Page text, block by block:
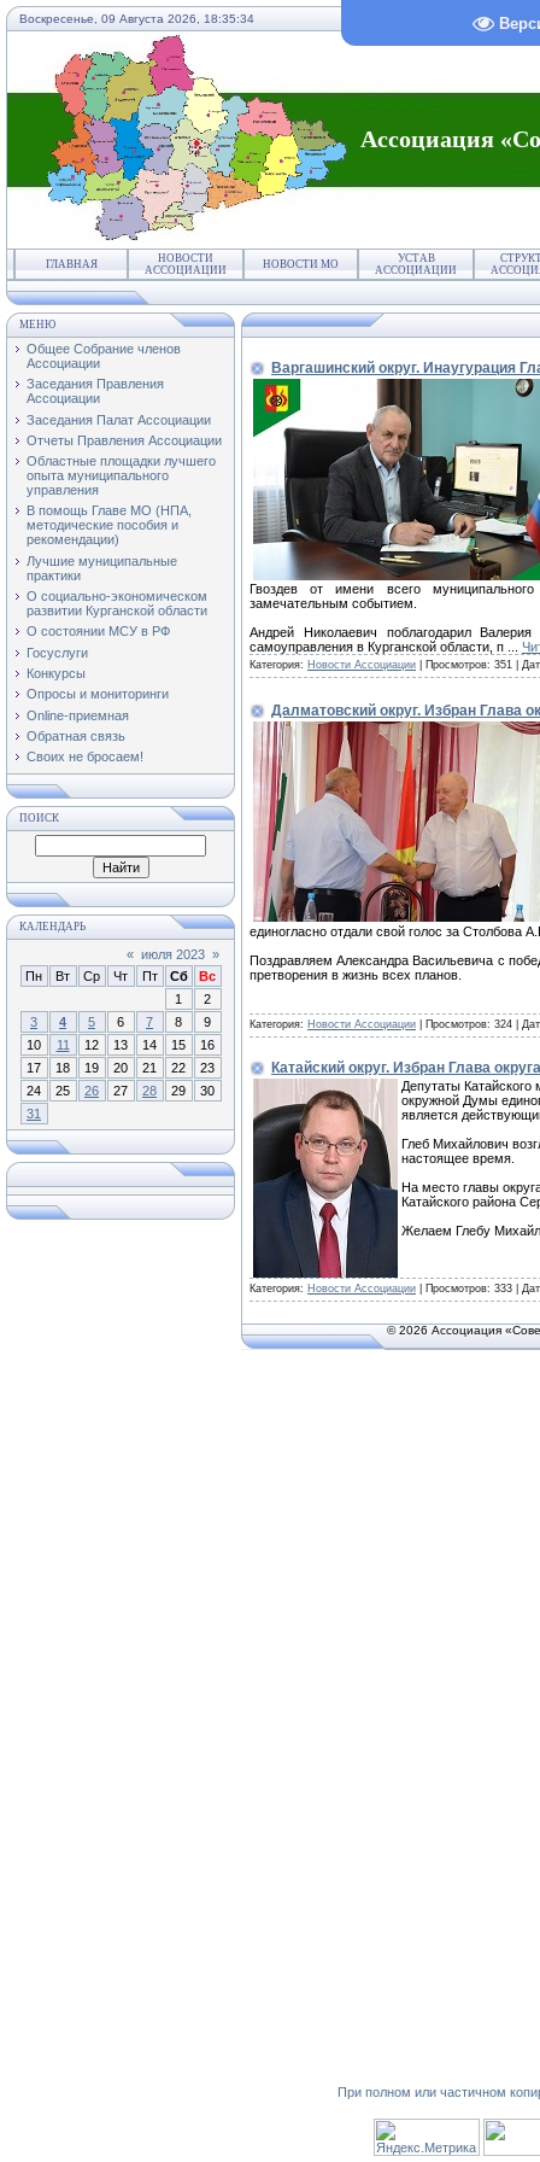
Воскресенье, 09 Августа 2026, 18:35:35
Ассоциация
ГЛАВНАЯ
НОВОСТИ
АССОЦИАЦИИ
НОВОСТИ МО
УСТАВ
АССОЦИАЦИИ
МЕНЮ
Общее Собрание членов
Ассоциации
Заседания Правления
Ассоциации
Заседания Палат Ассоциации
Отчеты Правления Ассоциации
Областные площадки лучшего
опыта муниципального
управления
В помощь Главе МО (НПА,
методические пособия и
рекомендации)
Лучшие муниципальные
практики
О социально-экономическом
развитии Курганской области
О состоянии МСУ в РФ
Госуслуги
Конкурсы
Опросы и мониторинги
Online-приемная
Обратная связь
Своих не бросаем!
ПОИСК
КАЛЕНДАРЬ
« июля 2023 »
Пн
Вт Ср Чт Пт Сб
Вс
1
2
3
4 5 6 7 8
9
10
11 12 13 14 15
16
17
18 19 20 21 22
23
24
25 26 27 28 29
30
31
Варгашинский округ. Инаугурация
Гвоздев от имени всего
замечательным событием.
Андрей Николаевич поблагодарил
самоуправления в Курганской области, п
Категория: Новости Ассоциации | Просмотров: 351 |
Далматовский округ. Избран Глава
единогласно отдали свой голос за Столбова
Поздравляем Александра Васильевича с
претворения в жизнь всех планов.
Категория: Новости Ассоциации | Просмотров: 324 |
Катайский округ. Избран Глава округа
Депутаты Катайского
окружной Думы
является
Глеб Михайлович
настоящее время.
На место главы
Катайского района
Желаем Глебу
Категория: Новости Ассоциации | Просмотров: 333 |
© 2026 Ассоциация
При полном или частичном